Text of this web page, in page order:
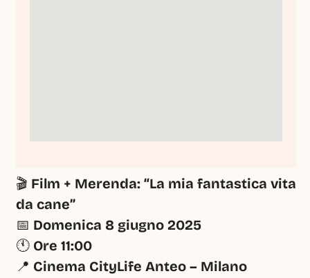
🎬 Film + Merenda: “La mia fantastica vita
da cane”
📅 Domenica 8 giugno 2025
🕚 Ore 11:00
📍 Cinema CityLife Anteo – Milano